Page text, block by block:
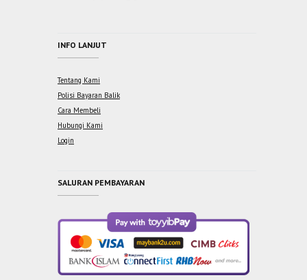
INFO LANJUT
Tentang Kami
Polisi Bayaran Balik
Cara Membeli
Hubungi Kami
Login
SALURAN PEMBAYARAN